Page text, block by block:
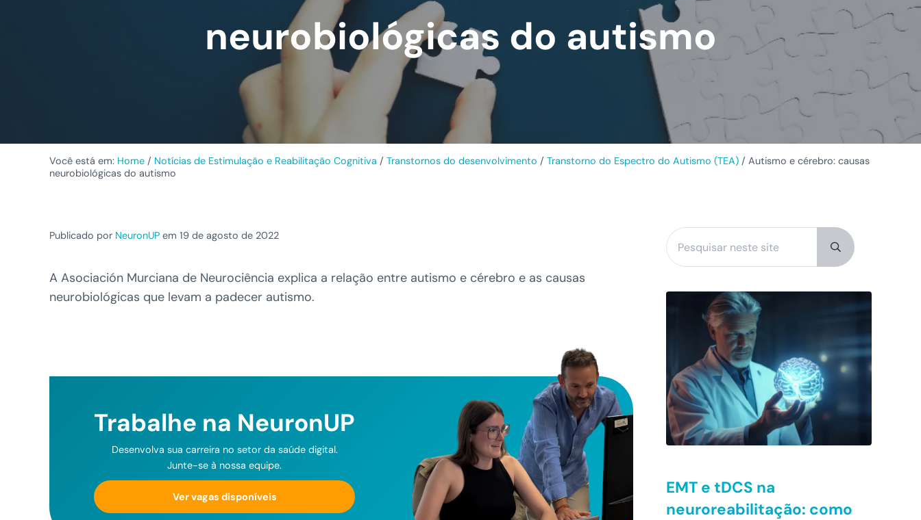
neurobiológicas do autismo
Você está em: Home / Notícias de Estimulação e Reabilitação Cognitiva / Transtornos do desenvolvimento / Transtorno do Espectro do Autismo (TEA) / Autismo e cérebro: causas
neurobiológicas do autismo
Publicado por NeuronUP em 19 de agosto de 2022
A Asociación Murciana de Neurociência explica a relação entre autismo e cérebro e as causas
neurobiológicas que levam a padecer autismo.
Trabalhe na NeuronUP
Desenvolva sua carreira no setor da saúde digital.
Junte-se à nossa equipe.
Ver vagas disponíveis
Sidebar
Pesquisar neste site
Submit search
EMT e tDCS na
neuroreabilitação: como